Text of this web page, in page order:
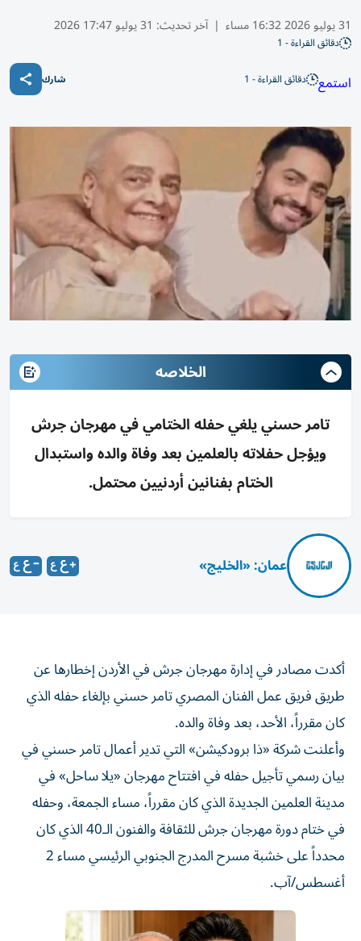
31 يوليو 2026 16:32 مساء | آخر تحديث: 31 يوليو 17:47 2026
دقائق القراءة - 1
استمع دقائق القراءة - 1 شارك
الخلاصه
تامر حسني يلغي حفله الختامي في مهرجان جرش
ويؤجل حفلاته بالعلمين بعد وفاة والده واستبدال
الختام بفنانين أردنيين محتمل.
عمان: «الخليج»
أكدت مصادر في إدارة مهرجان جرش في الأردن إخطارها عن
طريق فريق عمل الفنان المصري تامر حسني بإلغاء حفله الذي
كان مقرراً، الأحد، بعد وفاة والده.
وأعلنت شركة «ذا برودكيشن» التي تدير أعمال تامر حسني في
بيان رسمي تأجيل حفله في افتتاح مهرجان «يلا ساحل» في
مدينة العلمين الجديدة الذي كان مقرراً، مساء الجمعة، وحفله
في ختام دورة مهرجان جرش للثقافة والفنون الـ40 الذي كان
محدداً على خشبة مسرح المدرج الجنوبي الرئيسي مساء 2
أغسطس/آب.